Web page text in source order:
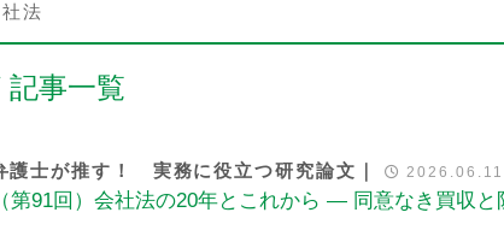
法
事一覧
護士が推す！ 実務に役立つ研究論文｜ 2026.06.11
（第91回）会社法の20年とこれから — 同意なき買収と